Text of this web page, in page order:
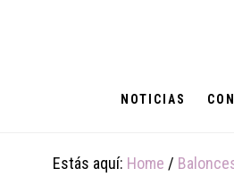
NOTICIAS
Estás aquí: Home /